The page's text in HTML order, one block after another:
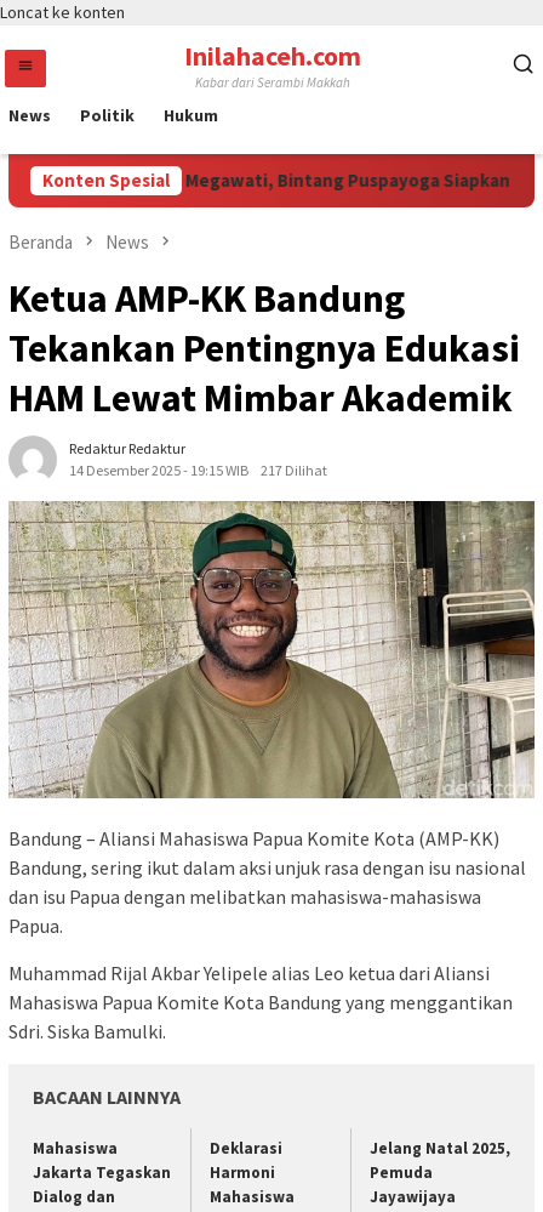
Loncat ke konten
Inilahaceh.com
Kabar dari Serambi Makkah
News Politik Hukum
Konten Spesial
Curi Perhatian Megawati, Bintang Puspayoga Siapkan
Beranda News
Ketua AMP-KK Bandung
Tekankan Pentingnya Edukasi
HAM Lewat Mimbar Akademik
Redaktur Redaktur
14 Desember 2025 - 19:15 WIB
217 Dilihat
Bandung – Aliansi Mahasiswa Papua Komite Kota (AMP-KK)
Bandung, sering ikut dalam aksi unjuk rasa dengan isu nasional
dan isu Papua dengan melibatkan mahasiswa-mahasiswa
Papua.
Muhammad Rijal Akbar Yelipele alias Leo ketua dari Aliansi
Mahasiswa Papua Komite Kota Bandung yang menggantikan
Sdri. Siska Bamulki.
BACAAN LAINNYA
Mahasiswa
Jakarta Tegaskan
Dialog dan
Deklarasi
Harmoni
Mahasiswa
Jelang Natal 2025,
Pemuda
Jayawijaya